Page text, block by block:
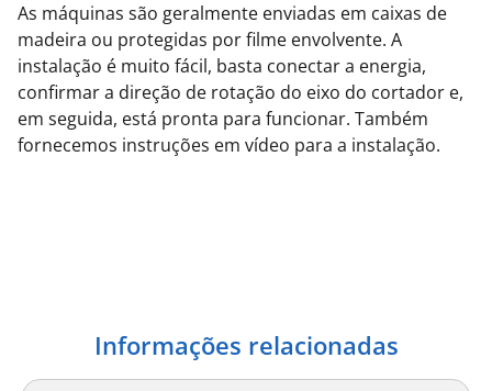
As máquinas são geralmente enviadas em caixas de
madeira ou protegidas por filme envolvente. A
instalação é muito fácil, basta conectar a energia,
confirmar a direção de rotação do eixo do cortador e,
em seguida, está pronta para funcionar. Também
fornecemos instruções em vídeo para a instalação.
Informações relacionadas